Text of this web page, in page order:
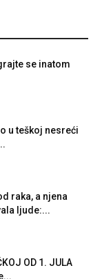
se inatom
u teškoj nesreći
raka, a njena
ljude:...
OD 1. JULA